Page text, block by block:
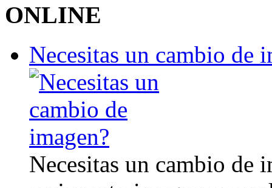
ONLINE
Necesitas un cambio de
Necesitas un cambio de